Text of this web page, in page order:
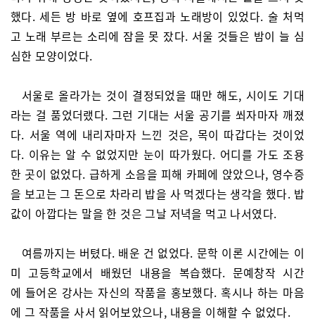
했다. 세든 방 바로 옆에 호프집과 노래방이 있었다. 술 처먹
고 노래 부르는 소리에 잠을 못 잤다. 서울 것들은 밤이 늘 심
심한 모양이었다.
서울로 올라가는 것이 결정되었을 때만 해도, 시이도 기대
라는 걸 품었더랬다. 그런 기대는 서울 공기를 쐬자마자 깨졌
다. 서울 역에 내리자마자 느낀 것은, 목이 따갑다는 것이었
다. 이유는 알 수 없었지만 눈이 따가웠다. 어디를 가도 조용
한 곳이 없었다. 급하게 소음을 피해 카페에 앉았으나, 영수증
을 보고는 그 돈으로 차라리 밥을 사 먹겠다는 생각을 했다. 밥
값이 아깝다는 말을 한 것은 그날 저녁을 먹고 나서였다.
여름까지는 버텼다. 배운 건 없었다. 문학 이론 시간에는 이
미 고등학교에서 배웠던 내용을 복습했다. 문예창작 시간
에 들어온 강사는 자신의 작품을 홍보했다. 혹시나 하는 마음
에 그 작품을 사서 읽어보았으나, 내용을 이해할 수 없었다.